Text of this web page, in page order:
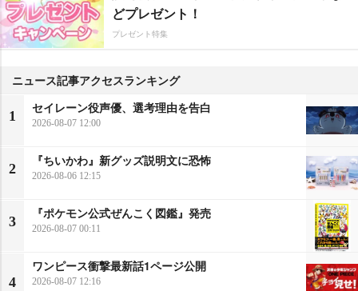
どプレゼント！
プレゼント特集
ニュース記事アクセスランキング
1
セイレーン役声優、選考理由を告白
2026-08-07 12:00
2
『ちいかわ』新グッズ説明文に恐怖
2026-08-06 12:15
3
『ポケモン公式ぜんこく図鑑』発売
2026-08-07 00:11
4
ワンピース衝撃最新話1ページ公開
2026-08-07 12:16